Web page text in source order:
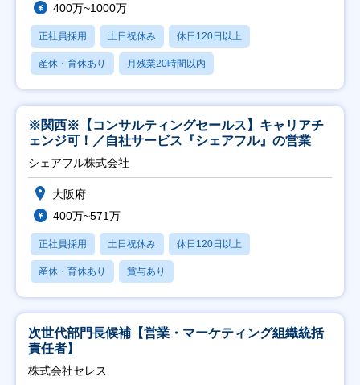
400万~1000万
正社員採用 土日祝休み 休日120日以上
産休・育休あり 月残業20時間以内
※関西※【コンサルティングセールス】キャリアチ
ェンジ可！／自社サービス『シェアフル』の営業
シェアフル株式会社
大阪府
400万~571万
正社員採用 土日祝休み 休日120日以上
産休・育休あり 賞与あり
次世代部門長候補【営業・マーケティング組織統括
責任者】
株式会社セレス